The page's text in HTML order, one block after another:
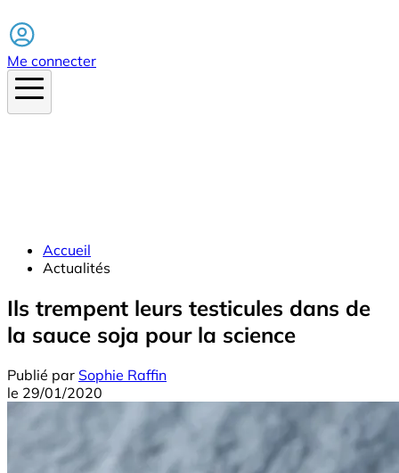
Me connecter
Accueil
Actualités
Ils trempent leurs testicules dans de
la sauce soja pour la science
Publié par Sophie Raffin
le 29/01/2020